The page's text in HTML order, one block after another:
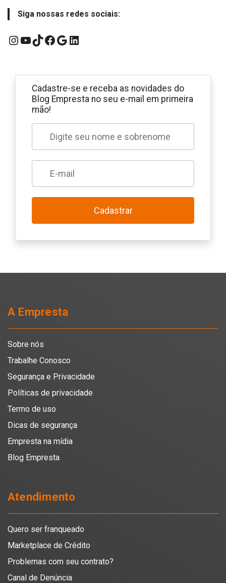
Siga nossas redes sociais:
Instagram
YouTube
TikTok
Facebook
Google
LinkedIn
Cadastre-se e receba as novidades do
Blog Empresta no seu e-mail em primeira
mão!
Cadastrar
A Empresta
Sobre nós
Trabalhe Conosco
Segurança e Privacidade
Políticas de privacidade
Termo de uso
Dicas de segurança
Empresta na mídia
Blog Empresta
Atendimento
Quero ser franqueado
Marketplace de Crédito
Problemas com seu contrato?
Canal de Denúncia